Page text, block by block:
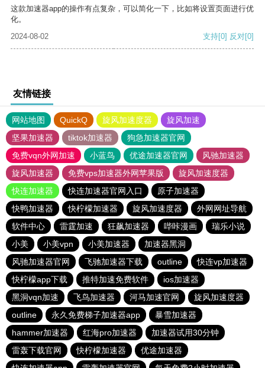
这款加速器app的操作有点复杂，可以简化一下，比如将设置页面进行优
化。
2024-08-02
支持[0] 反对[0]
友情链接
网站地图 QuickQ 旋风加速度器
旋风加速
坚果加速器
tiktok加速器
狗急加速器官网
免费vqn外网加速
小蓝鸟 优途加速器官网
风驰加速器
旋风加速器
免费vps加速器外网苹果版
旋风加速度器
快连加速器
快连加速器官网入口
原子加速器
快鸭加速器
快柠檬加速器 旋风加速度器
外网网址导航
软件中心
雷霆加速 狂飙加速器 哔咔漫画
瑞乐小说
小美
小美vpn 小美加速器
加速器黑洞
风驰加速器官网
飞驰加速器下载 outline
快连vp加速器
快柠檬app下载
推特加速免费软件
ios加速器
黑洞vqn加速
飞鸟加速器 河马加速官网
旋风加速度器
outline
永久免费梯子加速器app
暴雪加速器
hammer加速器
红海pro加速器
加速器试用30分钟
雷轰下载官网
快柠檬加速器
优途加速器